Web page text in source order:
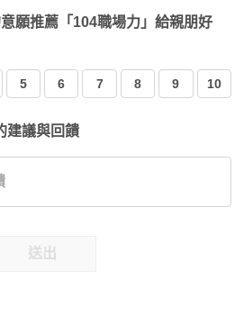
願推薦「104職場力」給親朋好
5 6 7 8 9 10
建議與回饋
送出